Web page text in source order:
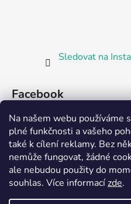
Na našem webu používáme
plné funkčnosti a vašeho
také k cílení reklamy. Bez
nemůže fungovat, žádné
ale nebudou použity do
souhlas. Více informacízde.
Sledovat na
Facebook
Partnerská